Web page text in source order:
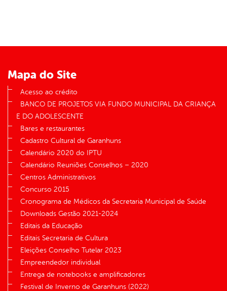
Mapa do Site
Acesso ao crédito
BANCO DE PROJETOS VIA FUNDO MUNICIPAL DA CRIANÇA
E DO ADOLESCENTE
Bares e restaurantes
Cadastro Cultural de Garanhuns
Calendário 2020 do IPTU
Calendário Reuniões Conselhos – 2020
Centros Administrativos
Concurso 2015
Cronograma de Médicos da Secretaria Municipal de Saúde
Downloads Gestão 2021-2024
Editais da Educação
Editais Secretaria de Cultura
Eleições Conselho Tutelar 2023
Empreendedor individual
Entrega de notebooks e amplificadores
Festival de Inverno de Garanhuns (2022)